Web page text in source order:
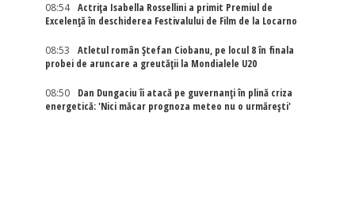
08:54
Actriţa Isabella Rossellini a primit Premiul de
Excelenţă în deschiderea Festivalului de Film de la Locarno
08:53
Atletul român Ștefan Ciobanu, pe locul 8 în finala
probei de aruncare a greutății la Mondialele U20
08:50
Dan Dungaciu îi atacă pe guvernanți în plină criza
energetică: 'Nici măcar prognoza meteo nu o urmărești'